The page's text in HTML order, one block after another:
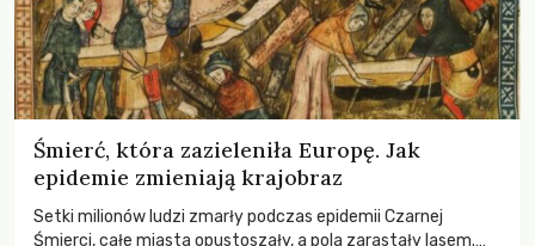
Śmierć, która zazieleniła Europę. Jak
epidemie zmieniają krajobraz
Setki milionów ludzi zmarły podczas epidemii Czarnej
Śmierci, całe miasta opustoszały, a pola zarastały lasem.